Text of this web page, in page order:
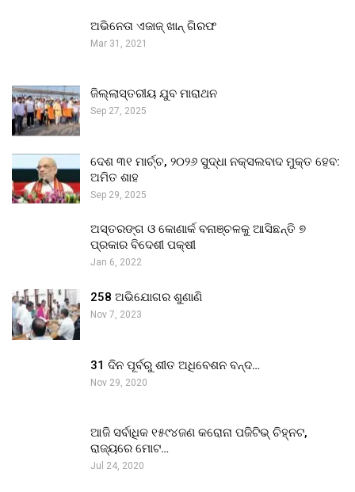
ଅଭିନେତା ଏଜାଜ୍ ଖାନ୍ ଗିରଫ
Mar 31, 2021
ଜିଲ୍ଲାସ୍ତରୀୟ ଯୁବ ମାରାଥନ
Sep 27, 2025
ଦେଶ ୩୧ ମାର୍ଚ୍ଚ, ୨୦୨୬ ସୁଦ୍ଧା ନକ୍ସଲବାଦ ମୁକ୍ତ ହେବ:
ଅମିତ ଶାହ
Sep 29, 2025
ଅସ୍ତରଙ୍ଗ ଓ କୋଣାର୍କ ବନାଞ୍ଚଳକୁ ଆସିଛନ୍ତି ୭
ପ୍ରକାର ବିଦେଶୀ ପକ୍ଷୀ
Jan 6, 2022
258 ଅଭିଯୋଗର ଶୁଣାଣି
Nov 7, 2023
31 ଦିନ ପୂର୍ବରୁ ଶୀତ ଅଧିବେଶନ ବନ୍ଦ…
Nov 29, 2020
ଆଜି ସର୍ବାଧିକ ୧୫୯୪ଜଣ କରୋନା ପଜିଟିଭ୍ ଚିହ୍ନଟ,
ରାଜ୍ୟରେ ମୋଟ…
Jul 24, 2020